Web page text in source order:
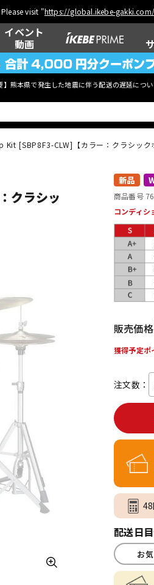
visit "https://global.ikebe-gakki.com/
イベント
動画
】熊本県で発生した地震に伴う配送の遅延につ
ウク
その
イン納品
レコ
グ機
[SBP8F3-CLW]【カラー：クラシック
クラシッ
新品
商品番号
コンディシ
販売価格
獲得予定ポ
注文数：
配送日
お